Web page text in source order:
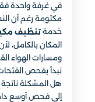
في غرفة واحدة
مكتومة رغم أن
خدمة تنظيف
المكان بالكامل،
ومسارات الهواء
نبدأ بفحص الفتحات
هل المشكلة ناتجة
إلى فحص أوسع